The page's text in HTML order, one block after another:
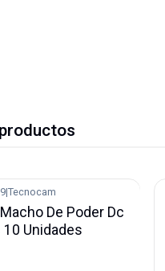
|Tecnocam
De Poder Dc
10 Unidades